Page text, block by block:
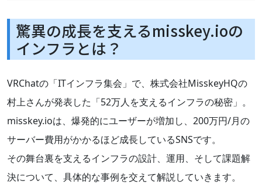
驚異の成長を支えるmisskey.ioの
インフラとは？
VRChatの「ITインフラ集会」で、株式会社MisskeyHQの
村上さんが発表した「52万人を支えるインフラの秘密」。
misskey.ioは、爆発的にユーザーが増加し、200万円/月の
サーバー費用がかかるほど成長しているSNSです。
その舞台裏を支えるインフラの設計、運用、そして課題解
決について、具体的な事例を交えて解説していきます。